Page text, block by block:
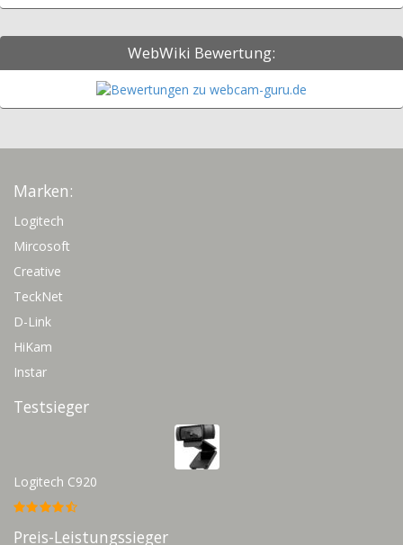
WebWiki Bewertung:
Marken:
Logitech
Mircosoft
Creative
TeckNet
D-Link
HiKam
Instar
Testsieger
Logitech C920
Preis-Leistungssieger